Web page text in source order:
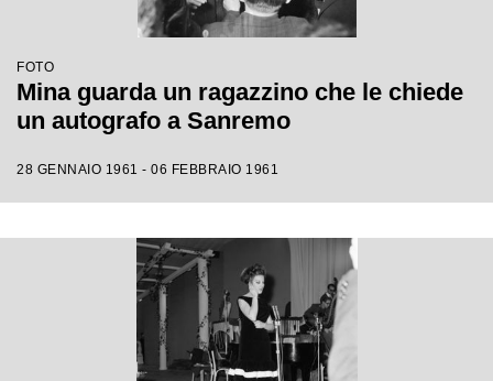
FOTO
Mina guarda un ragazzino che le chiede
un autografo a Sanremo
28 GENNAIO 1961 - 06 FEBBRAIO 1961